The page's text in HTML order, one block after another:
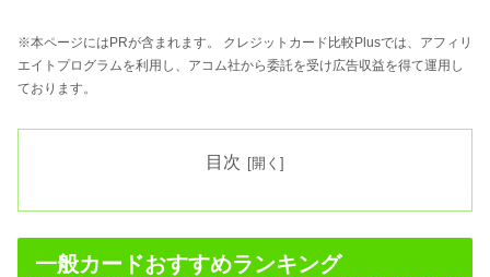
※本ページにはPRが含まれます。 クレジットカード比較Plusでは、アフィリ
エイトプログラムを利用し、アコム社から委託を受け広告収益を得て運用し
ております。
目次
一般カードおすすめランキング